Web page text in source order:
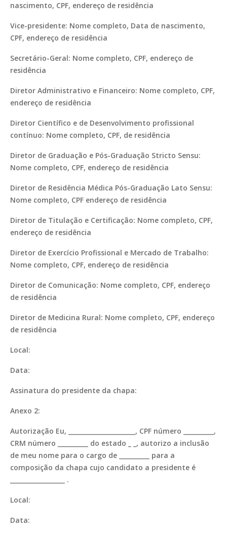
nascimento, CPF, endereço de residência
Vice-presidente: Nome completo, Data de nascimento,
CPF, endereço de residência
Secretário-Geral: Nome completo, CPF, endereço de
residência
Diretor Administrativo e Financeiro: Nome completo, CPF,
endereço de residência
Diretor Científico e de Desenvolvimento profissional
contínuo: Nome completo, CPF, de residência
Diretor de Graduação e Pós-Graduação Stricto Sensu:
Nome completo, CPF, endereço de residência
Diretor de Residência Médica Pós-Graduação Lato Sensu:
Nome completo, CPF endereço de residência
Diretor de Titulação e Certificação: Nome completo, CPF,
endereço de residência
Diretor de Exercício Profissional e Mercado de Trabalho:
Nome completo, CPF, endereço de residência
Diretor de Comunicação: Nome completo, CPF, endereço
de residência
Diretor de Medicina Rural: Nome completo, CPF, endereço
de residência
Local:
Data:
Assinatura do presidente da chapa:
Anexo 2:
Autorização Eu, ______________________, CPF número __________,
CRM número __________ do estado _ _, autorizo a inclusão
de meu nome para o cargo de __________ para a
composição da chapa cujo candidato a presidente é
__________________ .
Local:
Data: